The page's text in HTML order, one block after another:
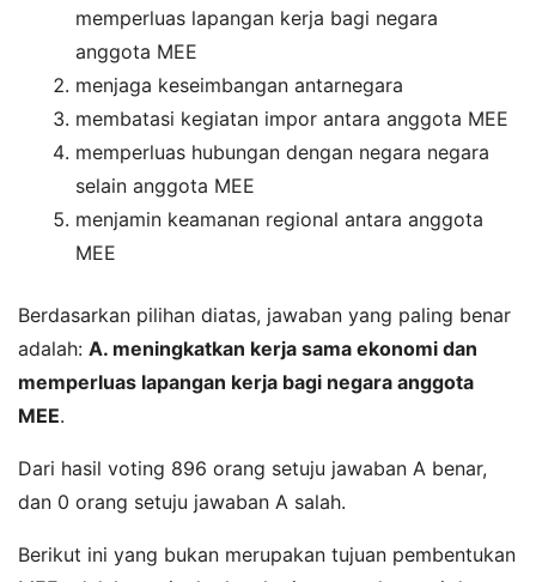
memperluas lapangan kerja bagi negara
anggota MEE
menjaga keseimbangan antarnegara
membatasi kegiatan impor antara anggota MEE
memperluas hubungan dengan negara negara
selain anggota MEE
menjamin keamanan regional antara anggota
MEE
Berdasarkan pilihan diatas, jawaban yang paling benar
adalah: A. meningkatkan kerja sama ekonomi dan
memperluas lapangan kerja bagi negara anggota
MEE.
Dari hasil voting 896 orang setuju jawaban A benar,
dan 0 orang setuju jawaban A salah.
Berikut ini yang bukan merupakan tujuan pembentukan